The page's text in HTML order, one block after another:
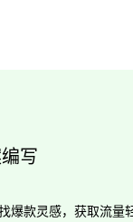
写
爆款灵感，获取流量